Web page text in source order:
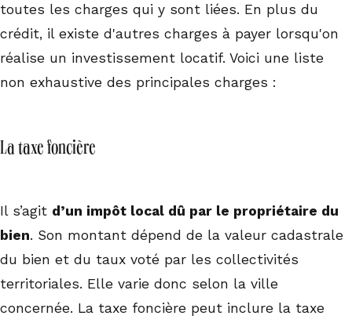
toutes les charges qui y sont liées. En plus du
crédit, il existe d'autres charges à payer lorsqu'on
réalise un investissement locatif. Voici une liste
non exhaustive des principales charges :
La taxe foncière
Il s’agit d’un impôt local dû par le propriétaire du
bien. Son montant dépend de la valeur cadastrale
du bien et du taux voté par les collectivités
territoriales. Elle varie donc selon la ville
concernée. La taxe foncière peut inclure la taxe